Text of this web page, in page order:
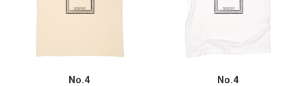
No.4 No.4